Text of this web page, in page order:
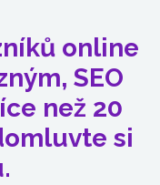
online
SEO
než 20
si